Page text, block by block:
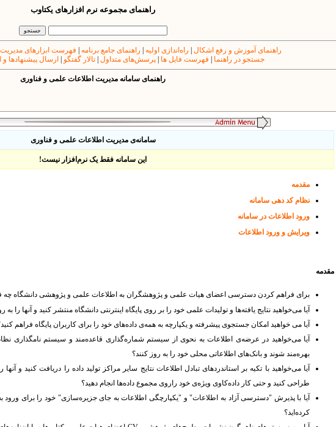
راهنمای مجموعه نرم افزارهای یکتاوب
راهنمای آموزش و رفع اشکال راه‌اندازی اولیه راهنمای جامع برنامه فهرست ابزارهای مدیریت
جستجو در راهنما
فهرست فایل ها پرسش‌های متداول تالار گفتگو ارسال پیشنهادها
راهنمای سامانه مدیریت اطلاعات علمی و فناوری
سامانه‌ی مدیریت اطلاعات علمی و فناوری
این سامانه‌ فقط یک نرم‌افزار نیست!
مقدمه
نظام کد دهی سامانه
ورود اطلاعات در سامانه
ویرایش و ورود اطلاعات
مقدمه
برای فراهم کردن دسترسی اعضای هیات علمی و پژوهشگران به اطلاعات علمی و پژوهشی دانشگاه چه
آیا می‌خواهید نتایج یافته‌ها و تولیدات علمی خود را بر روی پایگاه اینترنتی دانشگاه منتشر کنید و آنها را به
آیا می خواهید امکان جستجوی پیشرفته و یکپارچه به همه‌ی داده‌های خود را برای کاربران پایگاه فراهم
آیا می‌خواهید در عرضه‌ی اطلاعات به نحوی از سیستم شماره‌گذاری قاعده‌مند و سیستم نامگذاری
بهره‌مند شوند و بانک‌های اطلاعاتی محلی خود را به روز کنند؟
آیا می‌خواهید با تکیه بر استاندردهای تبادل اطلاعات نتایج سایر مراکز تولید داده را دریافت کنید و
طراحی کنید و حتی کار داده‌کاوی ویژه‌ی خود راروی مجموع داده‌ها انجام دهید؟
آیا با پذیرش "دسترسی آزاد به اطلاعات" و "یکپارچگی اطلاعات به جای جزیره‌سازی" خود را برای ورود
کرده‌اید؟